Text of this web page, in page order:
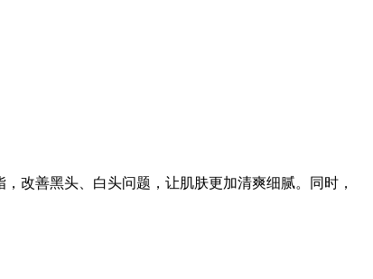
改善黑头、白头问题，让肌肤更加清爽细腻。同时，